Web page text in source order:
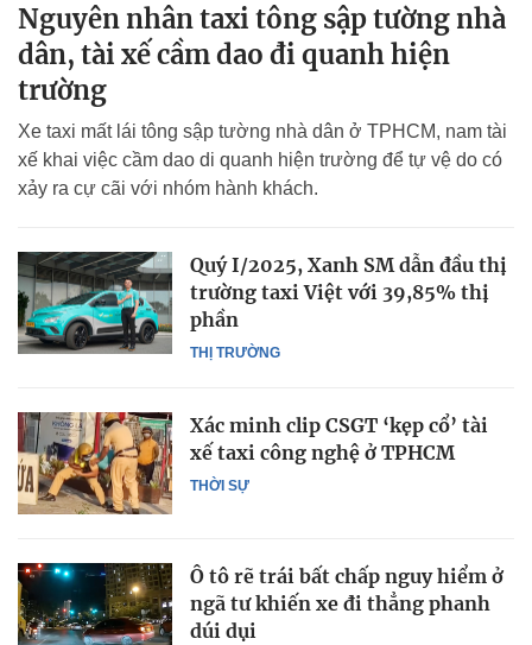
Nguyên nhân taxi tông sập tường nhà
dân, tài xế cầm dao đi quanh hiện
trường
Xe taxi mất lái tông sập tường nhà dân ở TPHCM, nam tài
xế khai việc cầm dao di quanh hiện trường để tự vệ do có
xảy ra cự cãi với nhóm hành khách.
THỊ TRƯỜNG
Quý I/2025, Xanh SM dẫn đầu thị
trường taxi Việt với 39,85% thị
phần
THỜI SỰ
Xác minh clip CSGT ‘kẹp cổ’ tài
xế taxi công nghệ ở TPHCM
Ô tô rẽ trái bất chấp nguy hiểm ở
ngã tư khiến xe đi thẳng phanh
dúi dụi